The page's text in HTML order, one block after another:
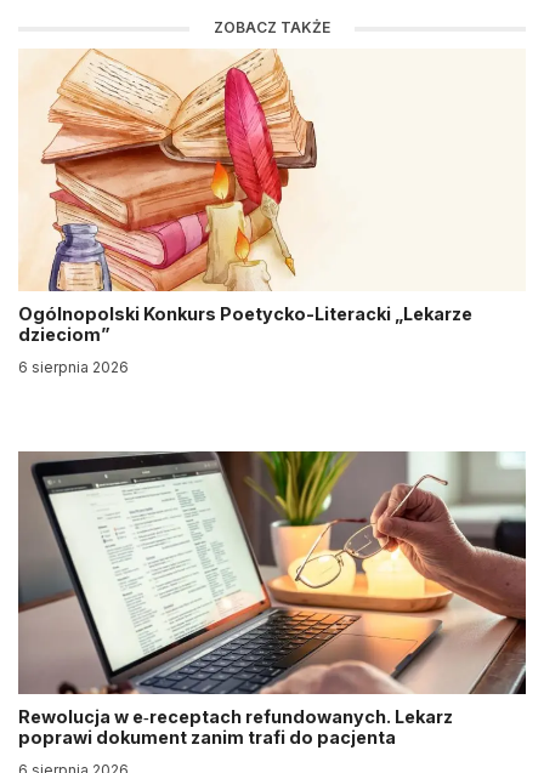
ZOBACZ TAKŻE
Ogólnopolski Konkurs Poetycko-Literacki „Lekarze
dzieciom”
6 sierpnia 2026
Rewolucja w e‑receptach refundowanych. Lekarz
poprawi dokument zanim trafi do pacjenta